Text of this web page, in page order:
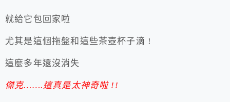
就給它包回家啦
尤其是這個拖盤和這些茶壺杯子滴 !
這麼多年還沒消失
傑克…….這真是太神奇啦 !!